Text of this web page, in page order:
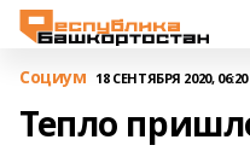
Cоциум 18 СЕНТЯБРЯ 2020, 06:20
Тепло